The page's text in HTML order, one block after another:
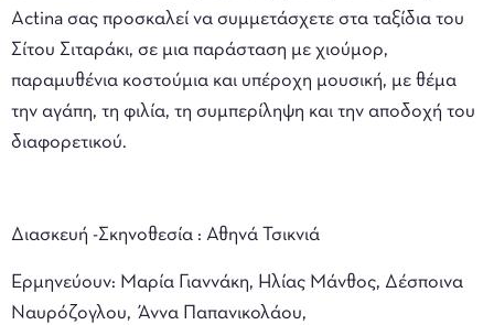
Actina σας προσκαλεί να συμμετάσχετε στα ταξίδια του
Σίτου Σιταράκι, σε μια παράσταση με χιούμορ,
παραμυθένια κοστούμια και υπέροχη μουσική, με θέμα
την αγάπη, τη φιλία, τη συμπερίληψη και την αποδοχή του
διαφορετικού.
Διασκευή -Σκηνοθεσία : Αθηνά Τσικνιά
Ερμηνεύουν: Μαρία Γιαννάκη, Ηλίας Μάνθος, Δέσποινα
Ναυρόζογλου, Άννα Παπανικολάου,